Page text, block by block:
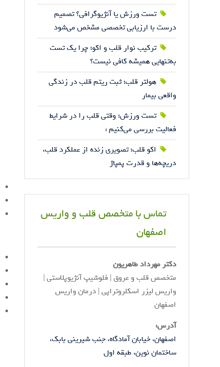
تست ورزش یا آنژیوگرافی؟ تصمیم
درست با ارزیابی تخصصی مشخص می‌شود
ترکیب نوار قلب و اکو؛ چرا یک تست
به‌تنهایی همیشه کافی نیست؟
هولتر قلب؛ ثبت ریتم قلب در زندگی
واقعی بیمار
تست ورزش؛ وقتی قلب را در شرایط
فعالیت بررسی می‌کنیم :
اکو قلب؛ تصویری زنده از عملکرد قلب،
دریچه‌ها و قدرت پمپاژ
تماس با متخصص قلب و واریس
اصفهان
دکتر مهرداد طاهریون
متخصص قلب و عروق | فلوشیپ آنژیوپلاستی |
واریس لیزر اسکلروتراپی | درمان واریس
اصفهان
آدرس:
اصفهان، خیابان آمادگاه، جنب شیرینی بابک،
ساختمان نوین، طبقه اول